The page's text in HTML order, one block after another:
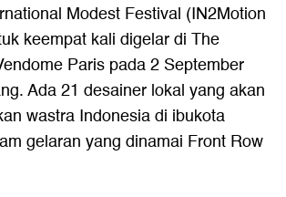
Modest Festival (IN2Motion
keempat kali digelar di The
Paris pada 2 September
Ada 21 desainer lokal yang akan
wastra Indonesia di ibukota
gelaran yang dinamai Front Row